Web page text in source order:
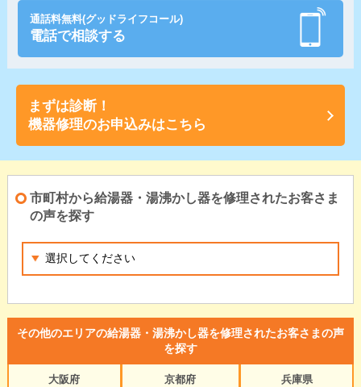
通話料無料(グッドライフコール)
電話で相談する
まずは診断！
機器修理のお申込みはこちら
市町村から給湯器・湯沸かし器を修理されたお客さま
の声を探す
その他のエリアの給湯器・湯沸かし器を修理されたお客さまの声
を探す
大阪府
京都府
兵庫県